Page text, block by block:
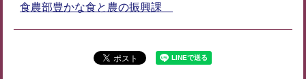
食農部豊かな食と農の振興課